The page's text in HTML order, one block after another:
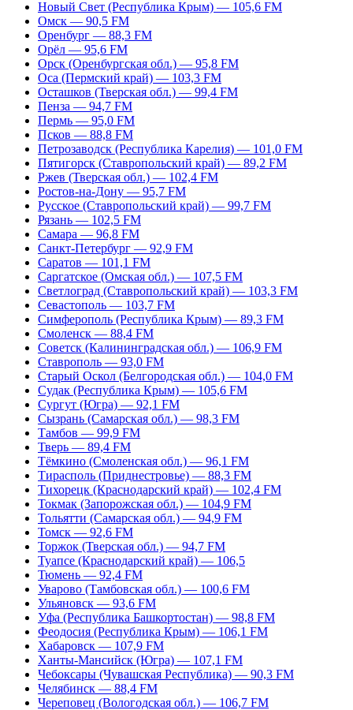
Новый Свет (Республика Крым) — 105,6 FM
Омск — 90,5 FM
Оренбург — 88,3 FM
Орёл — 95,6 FM
Орск (Оренбургская обл.) — 95,8 FM
Оса (Пермский край) — 103,3 FM
Осташков (Тверская обл.) — 99,4 FM
Пенза — 94,7 FM
Пермь — 95,0 FM
Псков — 88,8 FM
Петрозаводск (Республика Карелия) — 101,0 FM
Пятигорск (Ставропольский край) — 89,2 FM
Ржев (Тверская обл.) — 102,4 FM
Ростов-на-Дону — 95,7 FM
Русское (Ставропольский край) — 99,7 FM
Рязань — 102,5 FM
Самара — 96,8 FM
Санкт-Петербург — 92,9 FM
Саратов — 101,1 FM
Саргатское (Омская обл.) — 107,5 FM
Светлоград (Ставропольский край) — 103,3 FM
Севастополь — 103,7 FM
Симферополь (Республика Крым) — 89,3 FM
Смоленск — 88,4 FM
Советск (Калининградская обл.) — 106,9 FM
Ставрополь — 93,0 FM
Старый Оскол (Белгородская обл.) — 104,0 FM
Судак (Республика Крым) — 105,6 FM
Сургут (Югра) — 92,1 FM
Сызрань (Самарская обл.) — 98,3 FM
Тамбов — 99,9 FM
Тверь — 89,4 FM
Тёмкино (Смоленская обл.) — 96,1 FM
Тирасполь (Приднестровье) — 88,3 FM
Тихорецк (Краснодарский край) — 102,4 FM
Токмак (Запорожская обл.) — 104,9 FM
Тольятти (Самарская обл.) — 94,9 FM
Томск — 92,6 FM
Торжок (Тверская обл.) — 94,7 FM
Туапсе (Краснодарский край) — 106,5
Тюмень — 92,4 FM
Уварово (Тамбовская обл.) — 100,6 FM
Ульяновск — 93,6 FM
Уфа (Республика Башкортостан) — 98,8 FM
Феодосия (Республика Крым) — 106,1 FM
Хабаровск — 107,9 FM
Ханты-Мансийск (Югра) — 107,1 FM
Чебоксары (Чувашская Республика) — 90,3 FM
Челябинск — 88,4 FM
Череповец (Вологодская обл.) — 106,7 FM